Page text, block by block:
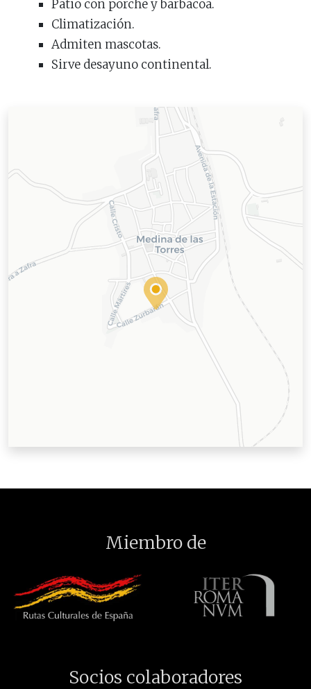
Patio con porche y barbacoa.
Climatización.
Admiten mascotas.
Sirve desayuno continental.
Miembro de
Socios colaboradores